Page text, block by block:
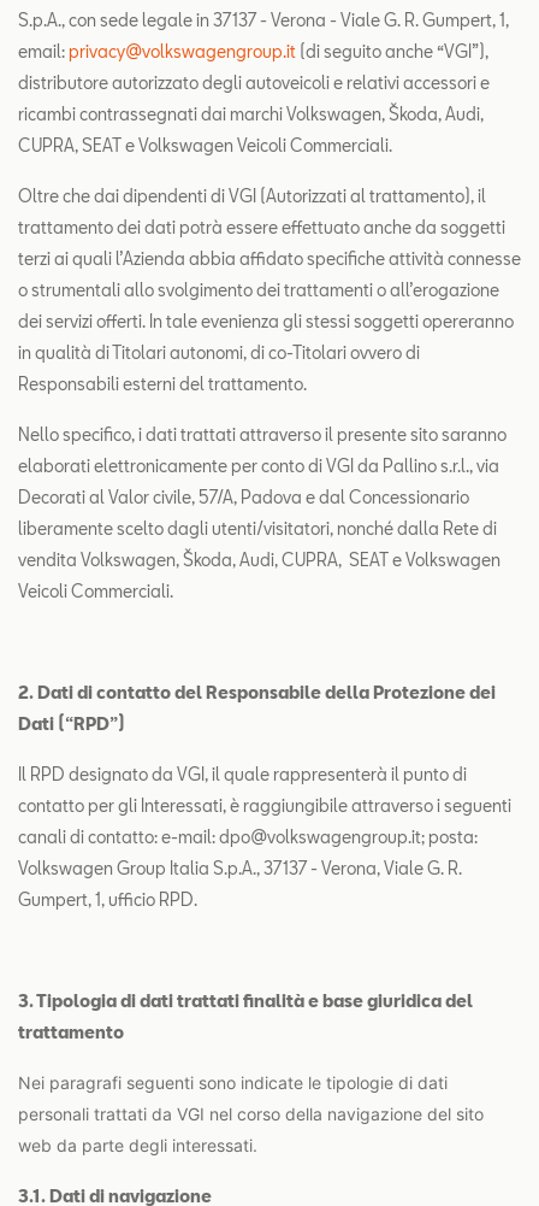
S.p.A., con sede legale in 37137 - Verona - Viale G. R. Gumpert, 1,
email: privacy@volkswagengroup.it (di seguito anche “VGI”),
distributore autorizzato degli autoveicoli e relativi accessori e
ricambi contrassegnati dai marchi Volkswagen, Škoda, Audi,
CUPRA, SEAT e Volkswagen Veicoli Commerciali.
Oltre che dai dipendenti di VGI (Autorizzati al trattamento), il
trattamento dei dati potrà essere effettuato anche da soggetti
terzi ai quali l’Azienda abbia affidato specifiche attività connesse
o strumentali allo svolgimento dei trattamenti o all’erogazione
dei servizi offerti. In tale evenienza gli stessi soggetti opereranno
in qualità di Titolari autonomi, di co-Titolari ovvero di
Responsabili esterni del trattamento.
Nello specifico, i dati trattati attraverso il presente sito saranno
elaborati elettronicamente per conto di VGI da Pallino s.r.l., via
Decorati al Valor civile, 57/A, Padova e dal Concessionario
liberamente scelto dagli utenti/visitatori, nonché dalla Rete di
vendita Volkswagen, Škoda, Audi, CUPRA, SEAT e Volkswagen
Veicoli Commerciali.
2. Dati di contatto del Responsabile della Protezione dei
Dati (“RPD”)
Il RPD designato da VGI, il quale rappresenterà il punto di
contatto per gli Interessati, è raggiungibile attraverso i seguenti
canali di contatto: e-mail: dpo@volkswagengroup.it; posta:
Volkswagen Group Italia S.p.A., 37137 - Verona, Viale G. R.
Gumpert, 1, ufficio RPD.
3. Tipologia di dati trattati finalità e base giuridica del
trattamento
Nei paragrafi seguenti sono indicate le tipologie di dati
personali trattati da VGI nel corso della navigazione del sito
web da parte degli interessati.
3.1. Dati di navigazione